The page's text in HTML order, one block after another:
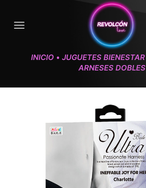
INICIO • JUGUETES BIENESTAR
ARNESES DOBLES